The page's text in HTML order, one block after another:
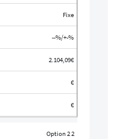
Fixe
--%/+-%
2.104,09€
€
€
Option 2 2